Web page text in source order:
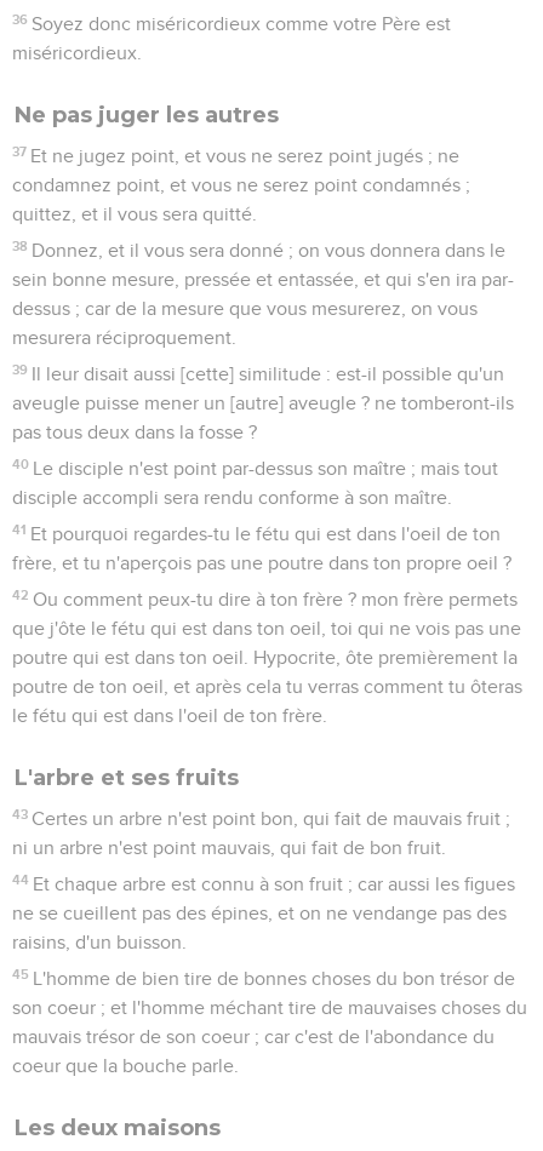
36 Soyez donc miséricordieux comme votre Père est
miséricordieux.
Ne pas juger les autres
37 Et ne jugez point, et vous ne serez point jugés ; ne
condamnez point, et vous ne serez point condamnés ;
quittez, et il vous sera quitté.
38 Donnez, et il vous sera donné ; on vous donnera dans le
sein bonne mesure, pressée et entassée, et qui s'en ira par-
dessus ; car de la mesure que vous mesurerez, on vous
mesurera réciproquement.
39 Il leur disait aussi [cette] similitude : est-il possible qu'un
aveugle puisse mener un [autre] aveugle ? ne tomberont-ils
pas tous deux dans la fosse ?
40 Le disciple n'est point par-dessus son maître ; mais tout
disciple accompli sera rendu conforme à son maître.
41 Et pourquoi regardes-tu le fétu qui est dans l'oeil de ton
frère, et tu n'aperçois pas une poutre dans ton propre oeil ?
42 Ou comment peux-tu dire à ton frère ? mon frère permets
que j'ôte le fétu qui est dans ton oeil, toi qui ne vois pas une
poutre qui est dans ton oeil. Hypocrite, ôte premièrement la
poutre de ton oeil, et après cela tu verras comment tu ôteras
le fétu qui est dans l'oeil de ton frère.
L'arbre et ses fruits
43 Certes un arbre n'est point bon, qui fait de mauvais fruit ;
ni un arbre n'est point mauvais, qui fait de bon fruit.
44 Et chaque arbre est connu à son fruit ; car aussi les figues
ne se cueillent pas des épines, et on ne vendange pas des
raisins, d'un buisson.
45 L'homme de bien tire de bonnes choses du bon trésor de
son coeur ; et l'homme méchant tire de mauvaises choses du
mauvais trésor de son coeur ; car c'est de l'abondance du
coeur que la bouche parle.
Les deux maisons